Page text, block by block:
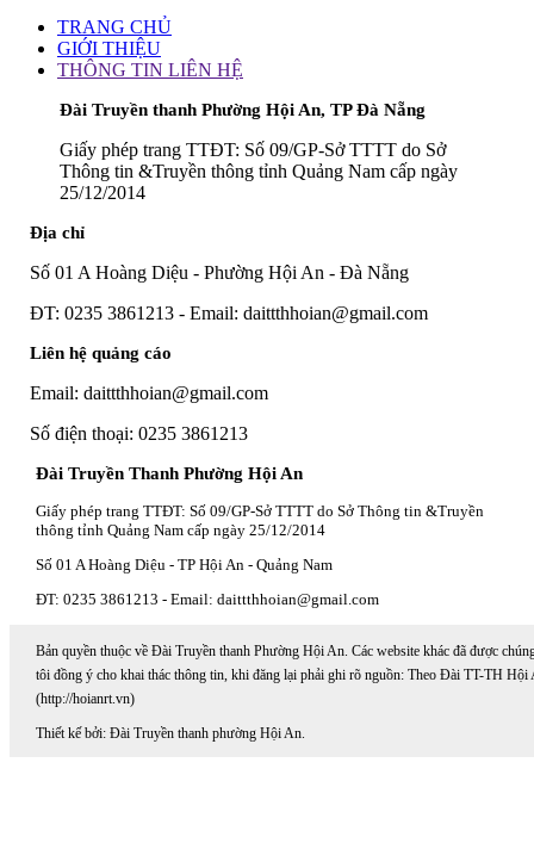
TRANG CHỦ
GIỚI THIỆU
THÔNG TIN LIÊN HỆ
Đài Truyền thanh Phường Hội An, TP Đà Nẵng
Giấy phép trang TTĐT: Số 09/GP-Sở TTTT do Sở
Thông tin &Truyền thông tỉnh Quảng Nam cấp ngày
25/12/2014
Địa chỉ
Số 01 A Hoàng Diệu - Phường Hội An - Đà Nẵng
ĐT: 0235 3861213 - Email: daittthhoian@gmail.com
Liên hệ quảng cáo
Email: daittthhoian@gmail.com
Số điện thoại: 0235 3861213
Đài Truyền Thanh Phường Hội An
Giấy phép trang TTĐT: Số 09/GP-Sở TTTT do Sở Thông tin &Truyền
thông tỉnh Quảng Nam cấp ngày 25/12/2014
Số 01 A Hoàng Diệu - TP Hội An - Quảng Nam
ĐT: 0235 3861213 - Email: daittthhoian@gmail.com
Bản quyền thuộc về Đài Truyền thanh Phường Hội An. Các website khác đã được
tôi đồng ý cho khai thác thông tin, khi đăng lại phải ghi rõ nguồn: Theo Đài TT-TH Hội
(http://hoianrt.vn)
Thiết kế bởi: Đài Truyền thanh phường Hội An.